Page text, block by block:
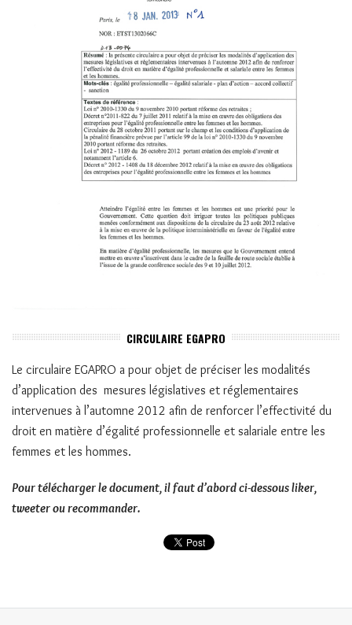
CIRCULAIRE EGAPRO
Le circulaire EGAPRO a pour objet de préciser les modalités
d’application des mesures législatives et réglementaires
intervenues à l’automne 2012 afin de renforcer l’effectivité du
droit en matière d’égalité professionnelle et salariale entre les
femmes et les hommes.
Pour télécharger le document, il faut d’abord ci-dessous liker,
tweeter ou recommander.